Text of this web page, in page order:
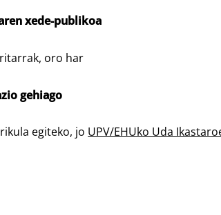
xede-publikoa
oro har
gehiago
egiteko, jo UPV/EHUko Uda